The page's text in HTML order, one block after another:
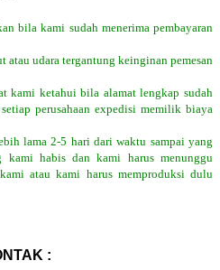
bila kami sudah menerima pembayaran
atau udara tergantung keinginan pemesan
kami ketahui bila alamat lengkap sudah
perusahaan expedisi memilik biaya
lama 2-5 hari dari waktu sampai yang
habis dan kami harus menunggu
atau kami harus memproduksi dulu
: